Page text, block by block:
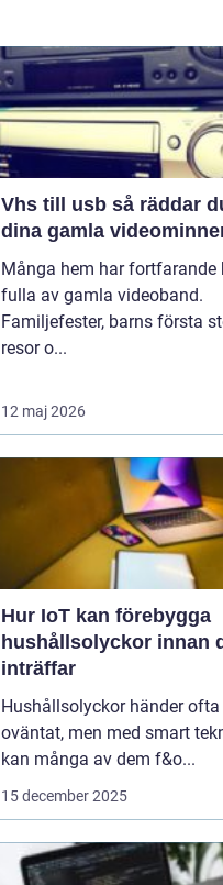
Vhs till usb så räddar du
dina gamla
Många hem har fortfarande
fulla av gamla videoband.
Familjefester, barns första
resor o...
12 maj 2026
Hur IoT kan förebygga
hushållsolyckor innan
inträffar
Hushållsolyckor händer ofta
oväntat, men med smart
kan många av dem f&o...
15 december 2025